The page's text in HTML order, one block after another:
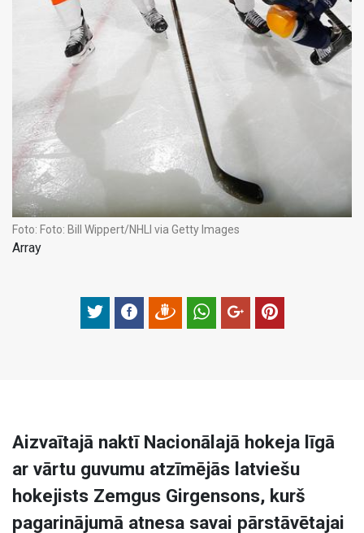
Foto: Foto: Bill Wippert/NHLI via Getty Images
Array
Aizvaītajā naktī Nacionālajā hokeja līgā
ar vārtu guvumu atzīmējās latviešu
hokejists Zemgus Girgensons, kurš
pagarinājumā atnesa savai pārstāvētajai